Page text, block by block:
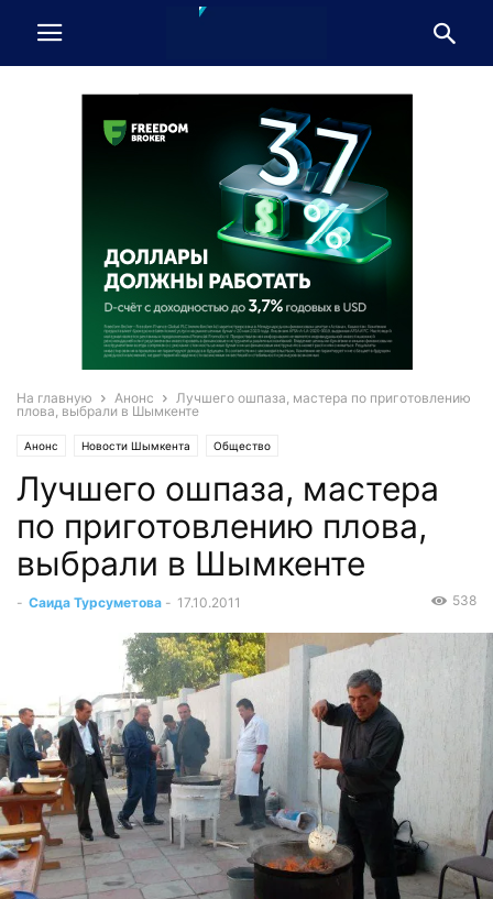
На главную Анонс
Лучшего ошпаза, мастера по приготовлению
плова, выбрали в Шымкенте
Анонс Новости Шымкента Общество
Лучшего ошпаза, мастера
по приготовлению плова,
выбрали в Шымкенте
- Саида Турсуметова - 17.10.2011 538